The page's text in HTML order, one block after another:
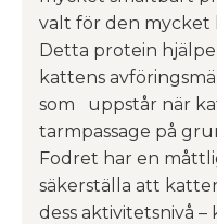
valt för den mycket
Detta protein
kattens
som uppstår när
tarmpassage på
Fodret har en
säkerställa att
dess aktivitetsnivå